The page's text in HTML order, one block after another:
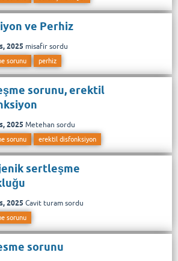
ve Perhiz
2025 misafir sordu
sorunu perhiz
sorunu, erektil
2025 Metehan sordu
sorunu erektil disfonksiyon
sertleşme
2025 Cavit turam sordu
sorunu
sorunu